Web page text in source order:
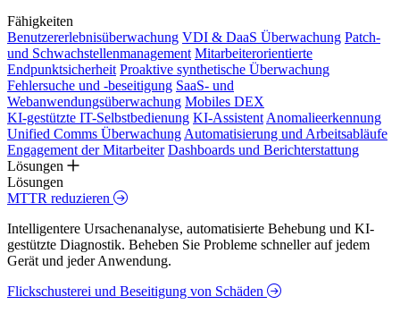
Fähigkeiten
Benutzererlebnisüberwachung VDI & DaaS Überwachung Patch-
und Schwachstellenmanagement Mitarbeiterorientierte
Endpunktsicherheit Proaktive synthetische Überwachung
Fehlersuche und -beseitigung SaaS- und
Webanwendungsüberwachung Mobiles DEX
KI-gestützte IT-Selbstbedienung KI-Assistent Anomalieerkennung
Unified Comms Überwachung Automatisierung und Arbeitsabläufe
Engagement der Mitarbeiter Dashboards und Berichterstattung
Lösungen
Lösungen
MTTR reduzieren
Intelligentere Ursachenanalyse, automatisierte Behebung und KI-
gestützte Diagnostik. Beheben Sie Probleme schneller auf jedem
Gerät und jeder Anwendung.
Flickschusterei und Beseitigung von Schäden